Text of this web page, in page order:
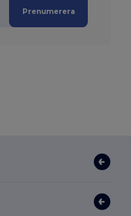
Prenumerera